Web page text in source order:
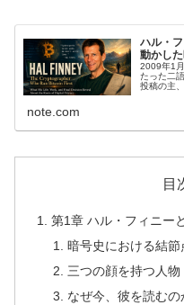
ハル・
動かし
2009年1
たった二
投稿の主
note.com
目
第1章 ハル・フィニー
暗号史における結節
三つの顔を持つ人物
なぜ今、彼を読むの